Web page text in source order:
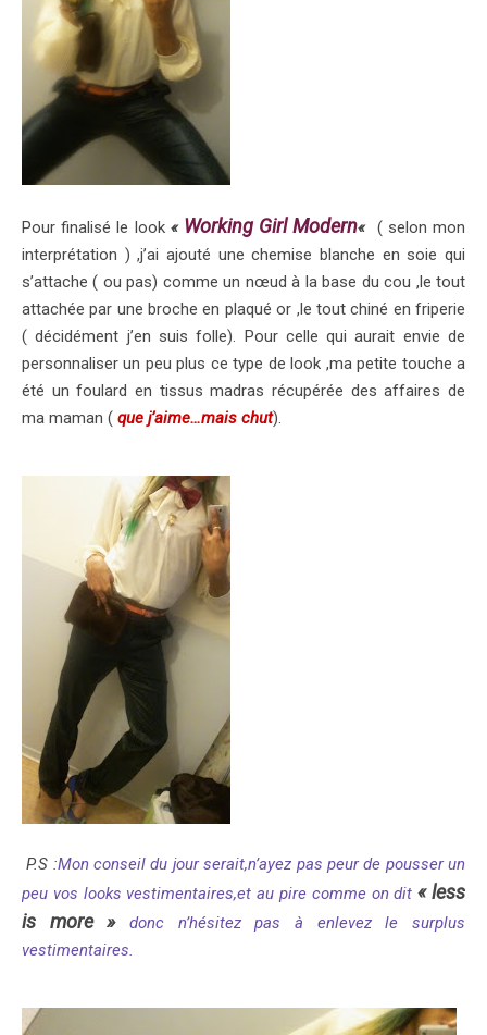
Pour finalisé le look « Working Girl Modern« ( selon mon
interprétation ) ,j’ai ajouté une chemise blanche en soie qui
s’attache ( ou pas) comme un nœud à la base du cou ,le tout
attachée par une broche en plaqué or ,le tout chiné en friperie
( décidément j’en suis folle). Pour celle qui aurait envie de
personnaliser un peu plus ce type de look ,ma petite touche a
été un foulard en tissus madras récupérée des affaires de
ma maman ( que j’aime…mais chut).
P.S :Mon conseil du jour serait,n’ayez pas peur de pousser un
peu vos looks vestimentaires,et au pire comme on dit« less
is more »donc n’hésitez pas à enlevez le surplus
vestimentaires.